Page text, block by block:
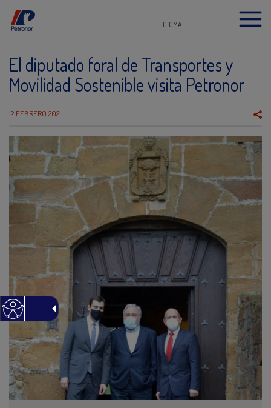
IDIOMA
El diputado foral de Transportes y
Movilidad Sostenible visita Petronor
12 FEBRERO 2021